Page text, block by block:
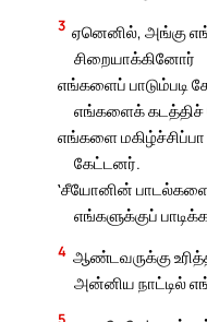
3 ஏனெனில், அங்கு
சிறையாக்கினோர்
எங்களைப் பாடும்படி
எங்களைக்
எங்களை
கேட்டனர்.
‛சீயோனின்
எங்களுக்குப்
4 ஆண்டவருக்கு
அன்னிய நாட்டில்